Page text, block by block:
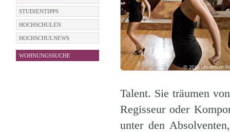
STUDIENTIPPS
HOCHSCHULEN
HOCHSCHULNEWS
WOHNUNGSSUCHE
Talent. Sie träumen
Regisseur oder
unter den